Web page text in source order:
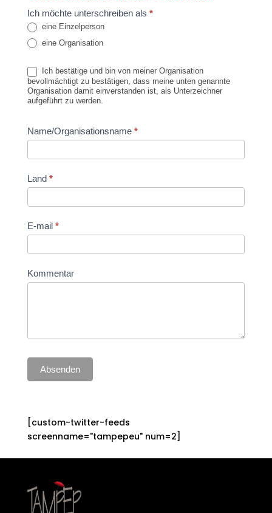
Declaration
campaign
Ich möchte unterschreiben als *
eine Einzelperson
eine Organisation
Ich bestätige und bin von meiner Organisation
bevollmächtigt zu bestätigen, dass meine unten genannte
Organisation damit einverstanden ist, als Unterzeichner
aufgeführt zu werden.
Name/Organisationsname *
Land *
E-mail *
Kommentar
Absenden
[custom-twitter-feeds
screenname="tampepeu" num=2]